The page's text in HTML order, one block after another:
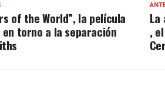
,
of the World”, la película
torno a la separación